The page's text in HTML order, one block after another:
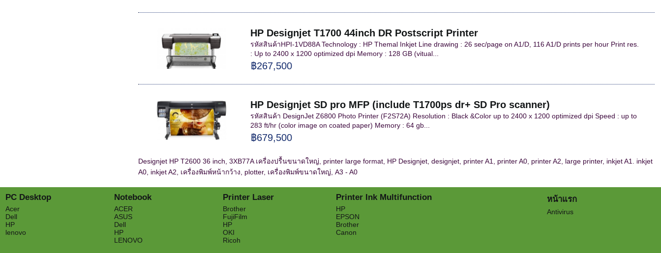
HP Designjet T1700 44inch DR Postscript Printer
รหัสสินค้าHPI-1VD88A Technology : HP Themal Inkjet Line drawing : 26 sec/page on A1/D, 116 A1/D prints per hour Print res.
: Up to 2400 x 1200 optimized dpi Memory : 128 GB (vitual...
฿267,500
HP Designjet SD pro MFP (include T1700ps dr+ SD Pro scanner)
รหัสสินค้า DesignJet Z6800 Photo Printer (F2S72A) Resolution : Black &Color up to 2400 x 1200 optimized dpi Speed : up to
283 ft/hr (color image on coated paper) Memory : 64 gb...
฿679,500
Designjet HP T2600 36 inch, 3XB77A เครื่องปรื้นขนาดใหญ่, printer large format, HP Designjet, designjet, printer A1, printer A0, printer A2, large printer, inkjet A1. inkjet
A0, inkjet A2, เครื่องพิมพ์หน้ากว้าง, plotter, เครื่องพิมพ์ขนาดใหญ่, A3 - A0
PC Desktop
Acer
Dell
HP
lenovo
Notebook
ACER
ASUS
Dell
HP
LENOVO
Printer Laser
Brother
FujiFilm
HP
OKI
Ricoh
Printer Ink Multifunction
HP
EPSON
Brother
Canon
หน้าแรก
Antivirus